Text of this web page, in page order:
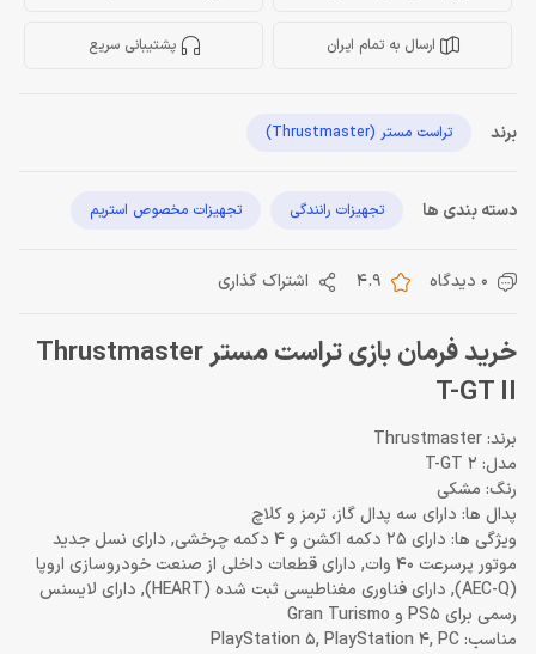
ارسال به تمام ایران پشتیبانی سریع
برند تراست مستر (Thrustmaster)
دسته بندی ها تجهیزات رانندگی تجهیزات مخصوص استریم
0 دیدگاه 4.9 اشتراک گذاری
خرید فرمان بازی تراست مستر Thrustmaster
T-GT II
برند: Thrustmaster
مدل: T-GT 2
رنگ: مشکی
پدال ها: دارای سه پدال گاز، ترمز و کلاچ
ویژگی ها: دارای 25 دکمه اکشن و 4 دکمه چرخشی, دارای نسل جدید
موتور پرسرعت 40 وات, دارای قطعات داخلی از صنعت خودروسازی اروپا
(AEC-Q), دارای فناوری مغناطیسی ثبت شده (HEART), دارای لایسنس
رسمی برای PS5 و Gran Turismo
مناسب: PlayStation 5, PlayStation 4, PC